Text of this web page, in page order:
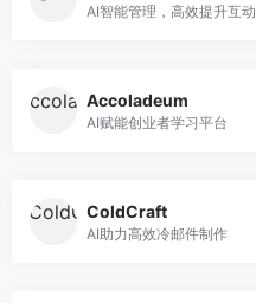
AI智能管理，高效提升互动
Accoladeum
AI赋能创业者学习平台
ColdCraft
AI助力高效冷邮件制作